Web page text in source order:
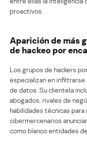
proactivos.
Aparición de más
de hackeo por
Los grupos de hackers
especializan en
de datos. Su clientela
abogados, rivales de
habilidades técnicas
cibermercenarios
como blanco entidades